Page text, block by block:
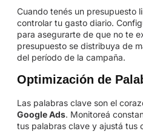
Cuando tenés un presupuesto
controlar tu gasto diario.
para asegurarte de que no te
presupuesto se distribuya de
del período de la campaña.
Optimización de
Las palabras clave son el
Google Ads. Monitoreá
tus palabras clave y ajustá tus